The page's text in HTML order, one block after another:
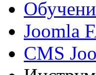
Joomla
CMS